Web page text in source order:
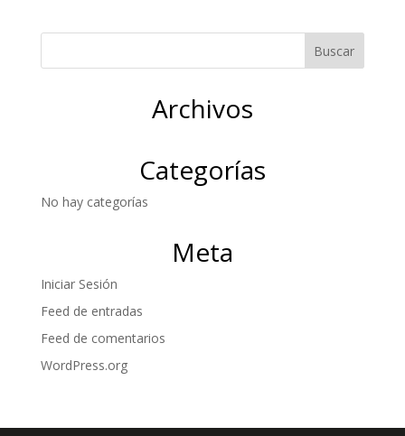
Archivos
Categorías
No hay categorías
Meta
Iniciar Sesión
Feed de entradas
Feed de comentarios
WordPress.org